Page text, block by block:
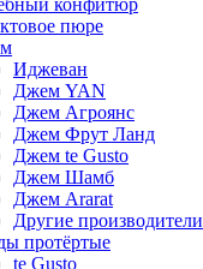
конфитюр
пюре
Иджеван
Джем YAN
Джем Агроянс
Джем Фрут Ланд
Джем te Gusto
Джем Шамб
Джем Ararat
Другие производители
протёртые
te Gusto